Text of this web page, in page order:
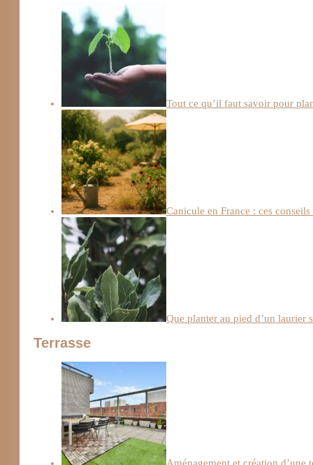
Tout ce qu’il faut savoir pour
Canicule en France : ces
Que planter au pied d’un laurier
Terrasse